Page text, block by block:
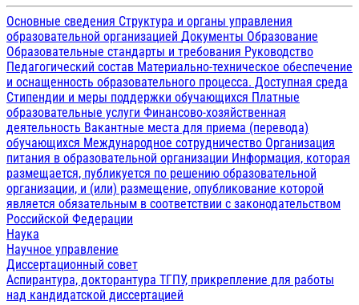
Основные сведения Структура и органы управления
образовательной организацией Документы Образование
Образовательные стандарты и требования Руководство
Педагогический состав Материально-техническое обеспечение
и оснащенность образовательного процесса. Доступная среда
Стипендии и меры поддержки обучающихся Платные
образовательные услуги Финансово-хозяйственная
деятельность Вакантные места для приема (перевода)
обучающихся Международное сотрудничество Организация
питания в образовательной организации Информация, которая
размещается, публикуется по решению образовательной
организации, и (или) размещение, опубликование которой
является обязательным в соответствии с законодательством
Российской Федерации
Наука
Научное управление
Диссертационный совет
Аспирантура, докторантура ТГПУ, прикрепление для работы
над кандидатской диссертацией